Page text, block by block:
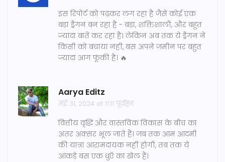
इस रिपोर्ट को पढ़कर लग रहा है जैसे कोई एक
बड़ा ड्रैगन बन रहा है - बड़ा, शक्तिशाली, और बहुत
ज्यादा बातें कर रहा है। लेकिन अब तक ये ड्रैगन ने
किसी को बचाया नहीं, बस अपने जमीन पर बहुत
ज्यादा आग फूंकी है। 🔥
Aarya Editz
मई 31, 2024 at 11:11 पूर्वाह्न
वित्तीय वृद्धि और वास्तविक विकास के बीच का
अंतर अक्सर भूल जाते हैं। जब तक आम आदमी
की यात्रा आरामदायक नहीं होगी, तब तक ये
आंकड़े बस एक धुएँ का खेल हैं।